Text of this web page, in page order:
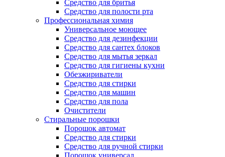
Средство для бритья
Средство для полости рта
Профессиональная химия
Универсальное моющее
Средство для дезинфекции
Средство для сантех блоков
Средство для мытья зеркал
Средство для гигиены кухни
Обезжириватели
Средство для стирки
Средство для машин
Средство для пола
Очистители
Стиральные порошки
Порошок автомат
Средство для стирки
Средство для ручной стирки
Порошок универсал